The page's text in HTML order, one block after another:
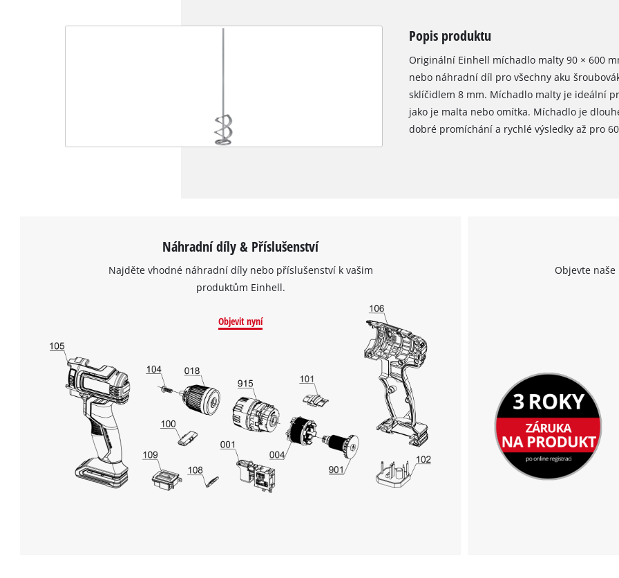
K načtení služby Google Maps
potřebujeme váš souhlas!
This content is not permitted to load due
to trackers that are not disclosed to the
visitor. The website owner needs to setup
the site with their CMP to add this content
to the list of technologies used.
Powered by
Popis produktu
Originální Einhell míchadlo malty 90 × 600
nebo náhradní díl pro všechny aku
sklíčidlem 8 mm. Míchadlo malty je ideální
jako je malta nebo omítka. Míchadlo je
dobré promíchání a rychlé výsledky až pro
Náhradní díly & Příslušenství
Najděte vhodné náhradní díly nebo příslušenství k vašim
produktům Einhell.
Objevit nyní
Objevte